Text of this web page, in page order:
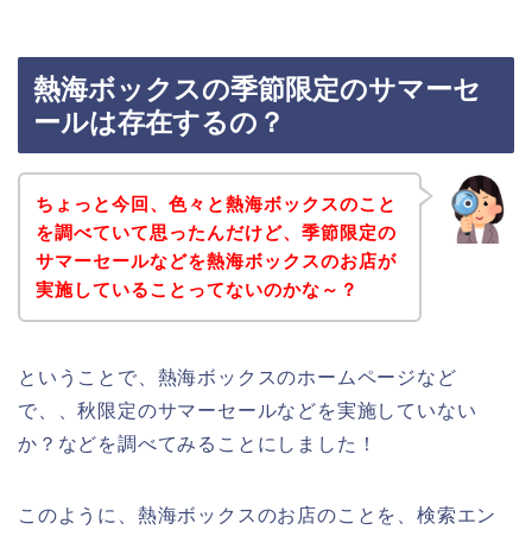
熱海ボックスの季節限定のサマーセ
ールは存在するの？
ちょっと今回、色々と熱海ボックスのこと
を調べていて思ったんだけど、季節限定の
サマーセールなどを熱海ボックスのお店が
実施していることってないのかな～？
ということで、熱海ボックスのホームページなど
で、、秋限定のサマーセールなどを実施していない
か？などを調べてみることにしました！
このように、熱海ボックスのお店のことを、検索エン